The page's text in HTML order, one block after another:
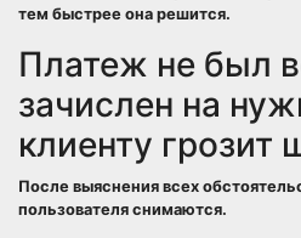
тем быстрее она решится.
Платеж не был
зачислен на
клиенту грозит
После выяснения всех
пользователя снимаются.